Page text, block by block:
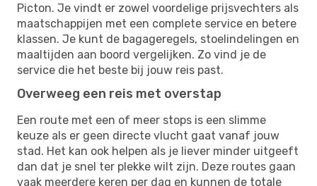
Picton. Je vindt er zowel voordelige prijsvechters als
maatschappijen met een complete service en betere
klassen. Je kunt de bagageregels, stoelindelingen en
maaltijden aan boord vergelijken. Zo vind je de
service die het beste bij jouw reis past.
Overweeg een reis met overstap
Een route met een of meer stops is een slimme
keuze als er geen directe vlucht gaat vanaf jouw
stad. Het kan ook helpen als je liever minder uitgeeft
dan dat je snel ter plekke wilt zijn. Deze routes gaan
vaak meerdere keren per dag en kunnen de totale